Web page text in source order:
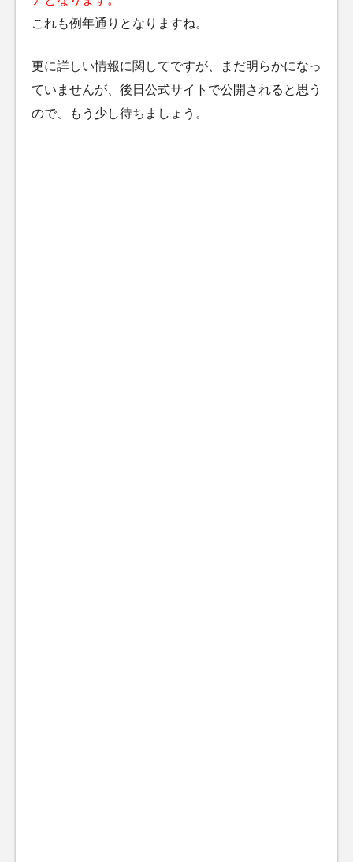
これも例年通りとなりますね。
更に詳しい情報に関してですが、まだ明らかになっ
ていませんが、後日公式サイトで公開されると思う
ので、もう少し待ちましょう。